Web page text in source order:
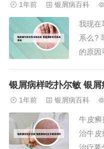
1年前 银屑病百科
我现在
系么?
的原因
最近
过敏
下，造
银屑病样吃扑尔敏 银
1年前 银屑病百科
牛皮癣
治牛皮
治疗要